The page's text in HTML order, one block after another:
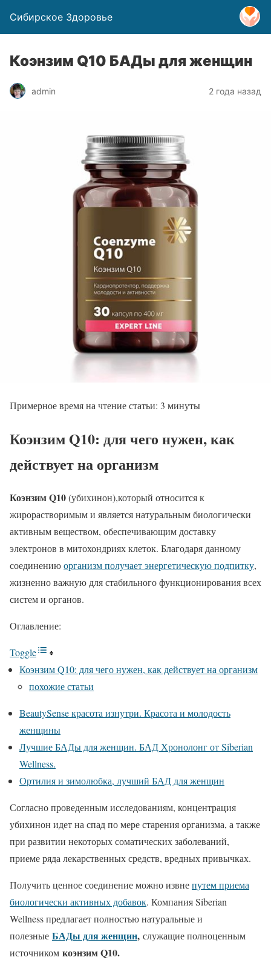
Сибирское Здоровье
Коэнзим Q10 БАДы для женщин
admin 2 года назад
Примерное время на чтение статьи: 3 минуты
Коэнзим Q10: для чего нужен, как
действует на организм
Коэнзим Q10(убихинон),который относится к
жирорастворимым и является натуральным биологически
активным веществом, обеспечивающим доставку
электронов в митохондриях клеток. Благодаря данному
соединениюорганизм получает энергетическую подпитку,
жизненно важную для стабильного функционирования всех
систем и органов.
Оглавление:
Toggle
Коэнзим Q10: для чего нужен, как действует на организм
похожие статьи
BeautySense красота изнутри. Красота и молодость
женщины
Лучшие БАДы для женщин. БАД Хронолонг от Siberian
Wellness.
Ортилия и зимолюбка, лучший БАД для женщин
Согласно проведенным исследованиям, концентрация
убихинон идет на спад по мере старения организма, а также
при развитии некоторых соматических заболеваний,
приеме ряда лекарственных средств, вредных привычках.
Получить ценное соединение можно извнепутем приема
биологически активных добавок. Компания Siberian
Wellness предлагает полностью натуральные и
полезные БАДы для женщин, служащие полноценным
источником коэнзим Q10.